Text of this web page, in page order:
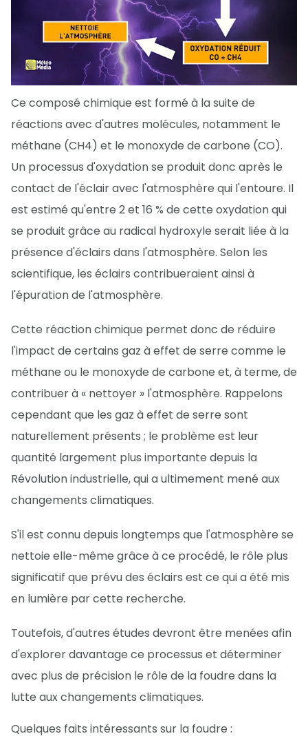
Ce composé chimique est formé à la suite de
réactions avec d'autres molécules, notamment le
méthane (CH4) et le monoxyde de carbone (CO).
Un processus d'oxydation se produit donc après le
contact de l'éclair avec l'atmosphère qui l'entoure. Il
est estimé qu'entre 2 et 16 % de cette oxydation qui
se produit grâce au radical hydroxyle serait liée à la
présence d'éclairs dans l'atmosphère. Selon les
scientifique, les éclairs contribueraient ainsi à
l'épuration de l'atmosphère.
Cette réaction chimique permet donc de réduire
l'impact de certains gaz à effet de serre comme le
méthane ou le monoxyde de carbone et, à terme, de
contribuer à « nettoyer » l'atmosphère. Rappelons
cependant que les gaz à effet de serre sont
naturellement présents ; le problème est leur
quantité largement plus importante depuis la
Révolution industrielle, qui a ultimement mené aux
changements climatiques.
S'il est connu depuis longtemps que l'atmosphère se
nettoie elle-même grâce à ce procédé, le rôle plus
significatif que prévu des éclairs est ce qui a été mis
en lumière par cette recherche.
Toutefois, d'autres études devront être menées afin
d'explorer davantage ce processus et déterminer
avec plus de précision le rôle de la foudre dans la
lutte aux changements climatiques.
Quelques faits intéressants sur la foudre :